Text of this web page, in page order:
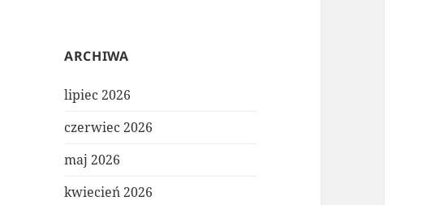
ARCHIWA
lipiec 2026
czerwiec 2026
maj 2026
kwiecień 2026